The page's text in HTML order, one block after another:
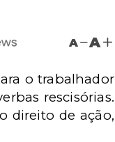
A A
o trabalhador
rescisórias.
direito de ação,